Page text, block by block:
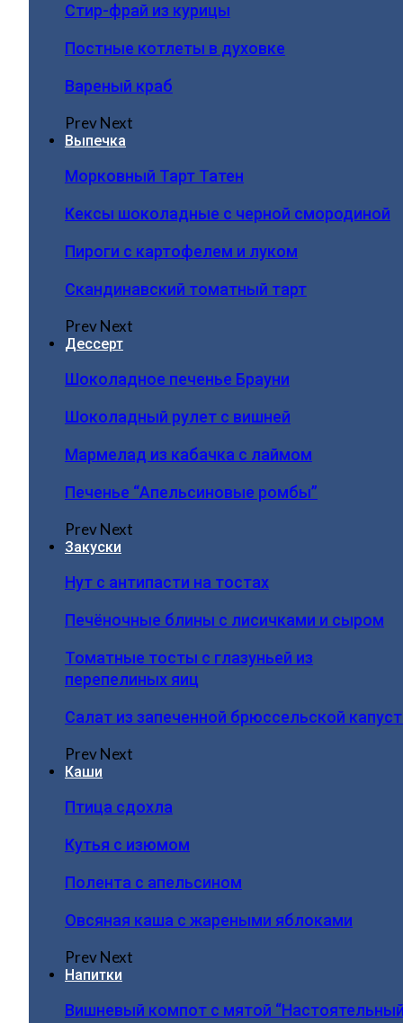
Стир-фрай из курицы
Постные котлеты в духовке
Вареный краб
PrevNext
Выпечка
Морковный Тарт Татен
Кексы шоколадные с черной смородиной
Пироги c картофелем и луком
Скандинавский томатный тарт
PrevNext
Дессерт
Шоколадное печенье Брауни
Шоколадный рулет с вишней
Мармелад из кабачка с лаймом
Печенье “Апельсиновые ромбы”
PrevNext
Закуски
Нут с антипасти на тостах
Печёночные блины с лисичками и сыром
Томатные тосты с глазуньей из
перепелиных яиц
Салат из запеченной брюссельской
PrevNext
Каши
Птица сдохла
Кутья с изюмом
Полента с апельсином
Овсяная каша с жареными яблоками
PrevNext
Напитки
Вишневый компот с мятой